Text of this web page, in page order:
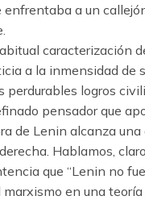
a un
caracterización
a la inmensidad de
perdurables logros
pensador que
de Lenin alcanza
Hablamos,
que “Lenin no
en una teoría